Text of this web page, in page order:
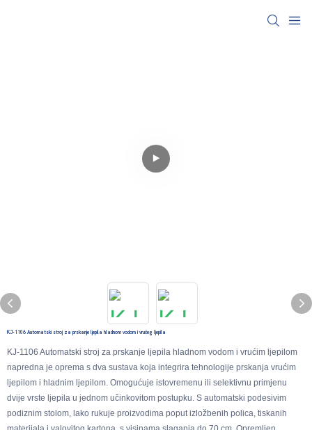
KJ-1106 Automatski stroj za prskanje ljepila hladnom vodom i vrućeg ljepila
KJ-1106 Automatski stroj za prskanje ljepila hladnom vodom i vrućim ljepilom
napredna je oprema s dva sustava koja integrira tehnologije prskanja vrućim
ljepilom i hladnim ljepilom. Omogućuje istovremenu ili selektivnu primjenu
dvije vrste ljepila u jednom učinkovitom postupku. S automatski podesivim
podiznim stolom, lako rukuje proizvodima poput izložbenih polica, tiskanih